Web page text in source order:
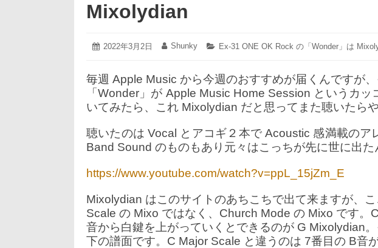
Mixolydian
投
2022年3月2日
2022
月
2
日
投
Shunky
カ
リ
ー:
Ex-31 ONE OK Rock の「Wonder」は
毎週 Apple Music から今週のおすすめが届くんですが
「Wonder」が Apple Music Home Session というカ
いてみたら、これ Mixolydian だと思ってまた聴いたら
聴いたのは Vocal とアコギ２本で Acoustic 感満載のア
Band Sound のものもあり元々はこっちが先に世に出た
https://www.youtube.com/watch?v=ppL_15jZm_E
Mixolydian はこのサイトのあちこちで出て来ますが、
Scale の Mixo ではなく、Church Mode の Mixo です。
音から白鍵を上がっていくとできるのが G Mixolydian
下の譜面です。C Major Scale と違うのは 7番目の B音